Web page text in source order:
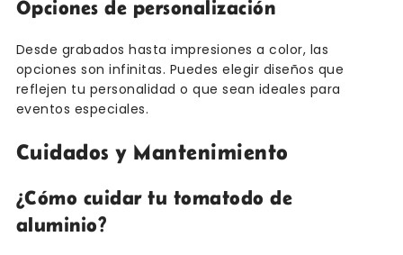
Opciones de personalización
Desde grabados hasta impresiones a color, las
opciones son infinitas. Puedes elegir diseños que
reflejen tu personalidad o que sean ideales para
eventos especiales.
Cuidados y Mantenimiento
¿Cómo cuidar tu tomatodo de
aluminio?